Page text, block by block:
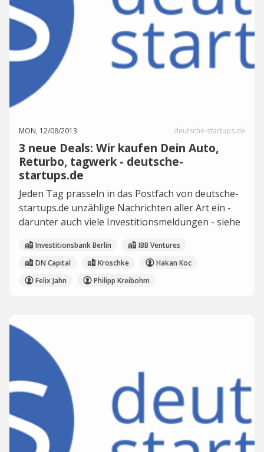
MON, 12/08/2013 deutsche-startups.de
3 neue Deals: Wir kaufen Dein Auto,
Returbo, tagwerk - deutsche-
startups.de
Jeden Tag prasseln in das Postfach von deutsche-
startups.de unzählige Nachrichten aller Art ein -
darunter auch viele Investitionsmeldungen - siehe
Investitionsbank Berlin
IBB Ventures
DN Capital
Kroschke
Hakan Koc
Felix Jahn
Philipp Kreibohm